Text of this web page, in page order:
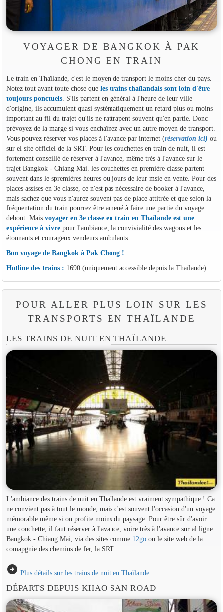
VOYAGER DE BANGKOK À PAK
CHONG EN TRAIN
Le train en Thaïlande, c'est le moyen de transport le moins cher du pays.
Notez tout avant toute chose que les trains thaïlandais sont loin d'être
toujours ponctuels. S'ils partent en général à l'heure de leur ville
d'origine, ils accumulent quasi systématiquement un retard plus ou moins
important au fil du trajet qu'ils ne rattrapent souvent qu'en partie. Donc
prévoyez de la marge si vous enchaînez avec un autre moyen de transport.
Vous pouvez réserver vos places à l'avance par internet (réservation ici) ou
sur el site officiel de la SRT. Pour les couchettes en train de nuit, il est
fortement conseillé de réserver à l'avance, même très à l'avance sur le
trajet Bangkok - Chiang Mai. les couchettes en première classe partent
souvent dans le spremières heures ou jours de leur msie en vente. Pour des
places assises en 3e classe, ce n'est pas nécessaire de booker à l'avance,
mais sachez que vous n'aurez souvent pas de place attitrée et que selon la
fréquentation du train pourrez être amené à faire une partie du voyage
debout. Mais voyager en 3e classe en train en Thaïlande est une
expérience à vivrepour l'ambiance, la convivialité des wagons et les
étonnants et courageux vendeurs ambulants.
Bon voyage de Bangkok à Pak Chong !
Hotline des trains : 1690 (uniquement accessible depuis la Thaïlande)
POUR ALLER PLUS LOIN SUR LES
TRANSPORTS EN THAÏLANDE
LES TRAINS DE NUIT EN THAÏLANDE
L'ambiance des trains de nuit en Thaïlande est vraiment sympathique ! Ca
ne convient pas à tout le monde, mais c'est souvent l'occasion d'un voyage
mémorable même si on profite moins du paysage. Pour être sûr d'avoir
une couchette, il faut réserver à l'avance, voire très à l'avance sur al ligne
Bangkok - Chiang Mai, via des sites comme 12goou le site web de la
comapgnie des chemins de fer, la SRT.
arrow_circle_right Plus détails sur les trains de nuit en Thaïlande
DÉPARTS DEPUIS KHAO SAN ROAD